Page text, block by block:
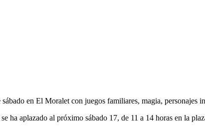
en El Moralet con juegos familiares, magia, personajes
ha aplazado al próximo sábado 17, de 11 a 14 horas en la